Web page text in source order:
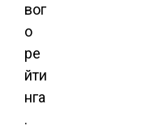
вог
о
ре
йти
нга
.